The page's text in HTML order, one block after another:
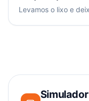
Levamos o lixo e